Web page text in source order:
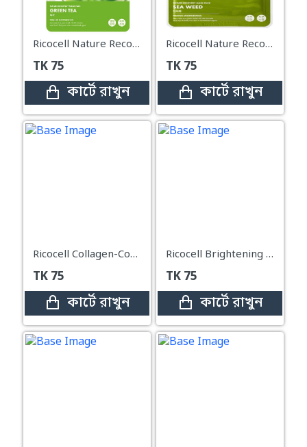
Ricocell Nature Recovery Mask Pack Green Tea – 23g
TK 75
কার্টে রাখুন
Ricocell Nature Recovery Mask – Seaweed –23g
TK 75
কার্টে রাখুন
Ricocell Collagen-Containing Firming and Moisturizing Mask – 23g
TK 75
কার্টে রাখুন
Ricocell Brightening and Nourishing Mask with Royal Jelly Extract – 23g
TK 75
কার্টে রাখুন